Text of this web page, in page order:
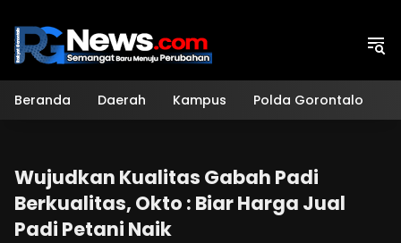
konten
Beranda Daerah Kampus Polda Gorontalo
Wujudkan Kualitas Gabah Padi
Berkualitas, Okto : Biar Harga Jual
Padi Petani Naik